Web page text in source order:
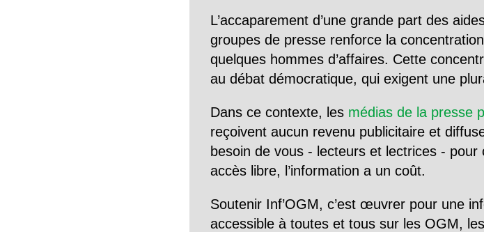
L’accaparement d’une grande part des
groupes de presse renforce la
quelques hommes d’affaires. Cette
au débat démocratique, qui exigent une
Dans ce contexte, les médias de la presse
reçoivent aucun revenu publicitaire et
besoin de vous - lecteurs et lectrices - pour
accès libre, l’information a un coût.
Soutenir Inf’OGM, c’est œuvrer pour une
accessible à toutes et tous sur les OGM,